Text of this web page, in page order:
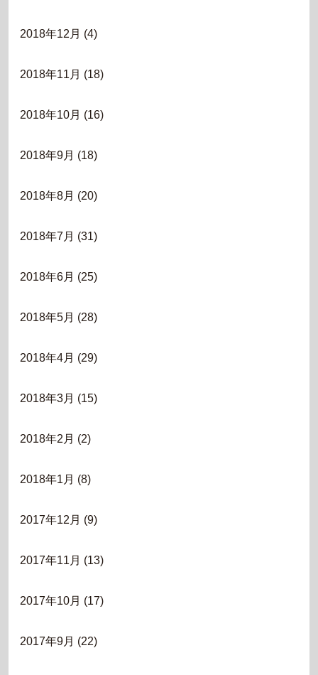
2018年12月 (4)
2018年11月 (18)
2018年10月 (16)
2018年9月 (18)
2018年8月 (20)
2018年7月 (31)
2018年6月 (25)
2018年5月 (28)
2018年4月 (29)
2018年3月 (15)
2018年2月 (2)
2018年1月 (8)
2017年12月 (9)
2017年11月 (13)
2017年10月 (17)
2017年9月 (22)